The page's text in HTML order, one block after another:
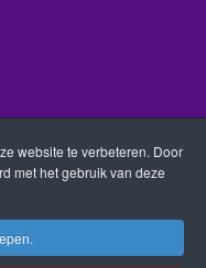
website te verbeteren. Door
met het gebruik van deze